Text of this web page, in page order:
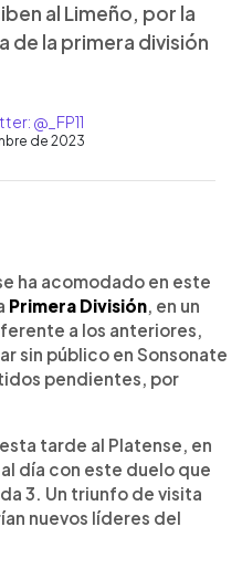
al Limeño, por la
de la primera división
@_FP11
de 2023
ha acomodado en este
Primera División, en un
a los anteriores,
sin público en Sonsonate
pendientes, por
tarde al Platense, en
día con este duelo que
3. Un triunfo de visita
nuevos líderes del